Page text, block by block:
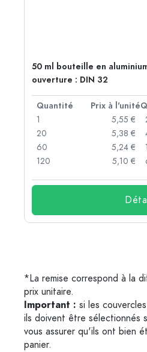
50 ml bouteille en
ouverture : DIN 32
Quantité Prix à l'unité
1
5,55 €
20
5,38 €
60
5,24 €
120
5,10 €
*La remise correspond à la
prix unitaire.
Important : si les
ils doivent être sélectionnés
vous assurer qu'ils ont bien
panier.